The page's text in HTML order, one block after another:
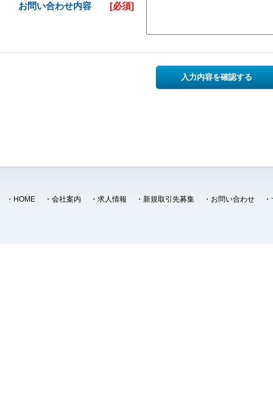
お問い合わせ内容 [必須]
・ HOME ・ 会社案内 ・ 求人情報 ・ 新規取引先募集 ・ お問い合わせ ・